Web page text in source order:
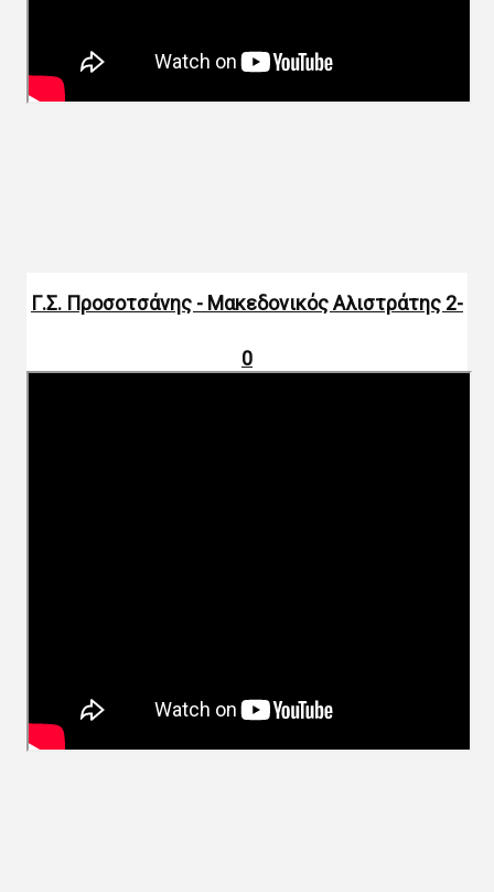
Γ.Σ. Προσοτσάνης - Μακεδονικός Αλιστράτης 2-
0